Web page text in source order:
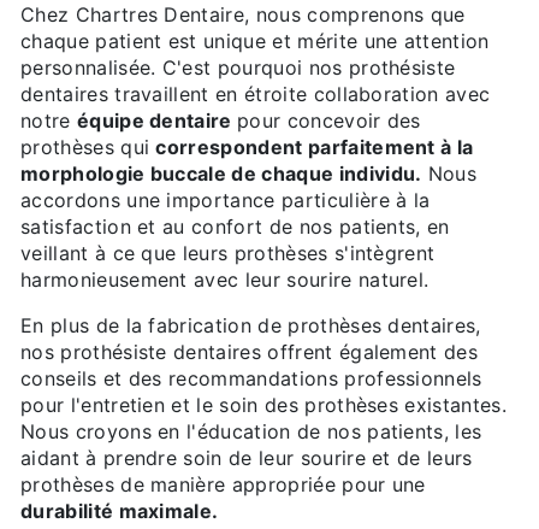
Chez Chartres Dentaire, nous comprenons que
chaque patient est unique et mérite une attention
personnalisée. C'est pourquoi nos prothésiste
dentaires travaillent en étroite collaboration avec
notre équipe dentaire pour concevoir des
prothèses quicorrespondent parfaitement à la
morphologie buccale de chaque individu. Nous
accordons une importance particulière à la
satisfaction et au confort de nos patients, en
veillant à ce que leurs prothèses s'intègrent
harmonieusement avec leur sourire naturel.
En plus de la fabrication de prothèses dentaires,
nos prothésiste dentaires offrent également des
conseils et des recommandations professionnels
pour l'entretien et le soin des prothèses existantes.
Nous croyons en l'éducation de nos patients, les
aidant à prendre soin de leur sourire et de leurs
prothèses de manière appropriée pour une
durabilité maximale.